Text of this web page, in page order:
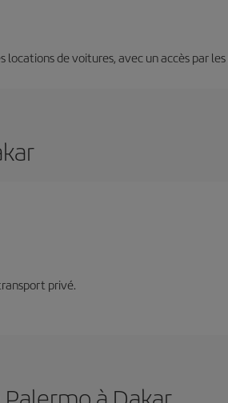
de voitures, avec un accès par
privé.